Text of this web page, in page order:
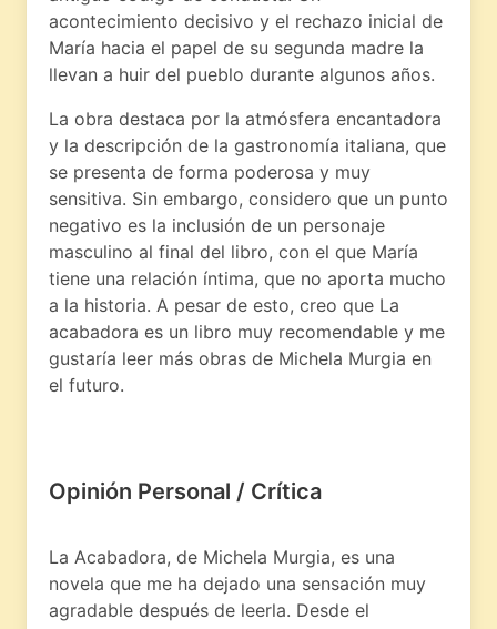
acontecimiento decisivo y el rechazo inicial de
María hacia el papel de su segunda madre la
llevan a huir del pueblo durante algunos años.
La obra destaca por la atmósfera encantadora
y la descripción de la gastronomía italiana, que
se presenta de forma poderosa y muy
sensitiva. Sin embargo, considero que un punto
negativo es la inclusión de un personaje
masculino al final del libro, con el que María
tiene una relación íntima, que no aporta mucho
a la historia. A pesar de esto, creo que La
acabadora es un libro muy recomendable y me
gustaría leer más obras de Michela Murgia en
el futuro.
Opinión Personal / Crítica
La Acabadora, de Michela Murgia, es una
novela que me ha dejado una sensación muy
agradable después de leerla. Desde el